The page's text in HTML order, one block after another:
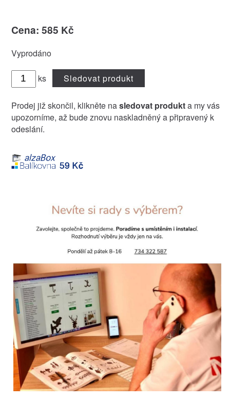
Cena: 585 Kč
Vyprodáno
ks Sledovat produkt
Prodej již skončil, klikněte nasledovat produkta my vás
upozorníme, až bude znovu naskladněný a připravený k
odeslání.